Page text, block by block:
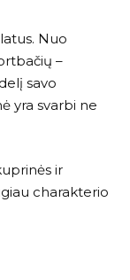
Nuo
–
savo
yra svarbi ne
ir
charakterio